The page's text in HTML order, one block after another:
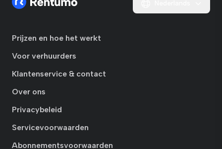
Prijzen en hoe het werkt
Voor verhuurders
Klantenservice & contact
Over ons
Privacybeleid
Servicevoorwaarden
Abonnementsvoorwaarden